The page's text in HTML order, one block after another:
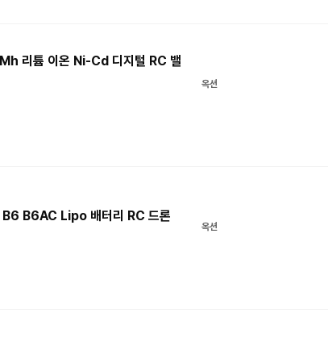
리튬 이온 Ni-Cd 디지털 RC 밸
옥션
B6 B6AC Lipo 배터리 RC 드론
옥션